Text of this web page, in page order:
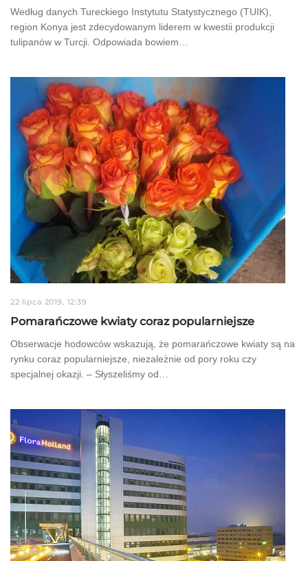
Według danych Tureckiego Instytutu Statystycznego (TUIK),
region Konya jest zdecydowanym liderem w kwestii produkcji
tulipanów w Turcji. Odpowiada bowiem…
22 lipca 2019, 12:39
Pomarańczowe kwiaty coraz popularniejsze
Obserwacje hodowców wskazują, że pomarańczowe kwiaty są na
rynku coraz popularniejsze, niezależnie od pory roku czy
specjalnej okazji. – Słyszeliśmy od…